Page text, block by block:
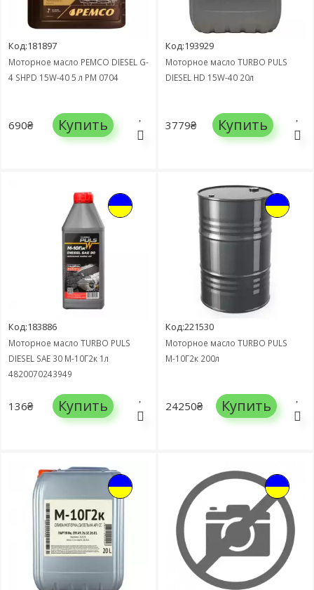
Код:181897
Моторное масло PEMCO DIESEL G-
4 SHPD 15W-40 5 л PM 0704
690₴ Купить
Код:193929
Моторное масло TURBO PULS
DIESEL HD 15W-40 20л
3779₴ Купить
Код:183886
Моторное масло TURBO PULS
DIESEL SAE 30 М-10Г2к 1л
4820070243949
136₴ Купить
Код:221530
Моторное масло TURBO PULS
М-10Г2к 200л
24250₴ Купить